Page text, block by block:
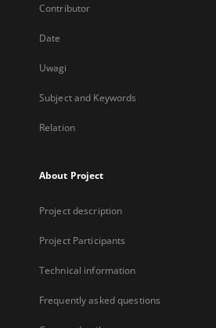
Contributor
Date
Uwagi
Subject and Keywords
Relation
About Project
Project description
Project Participants
Technical information
Frequently asked questions